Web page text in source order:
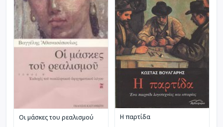
Οι μάσκες του ρεαλισμού Η παρτίδα